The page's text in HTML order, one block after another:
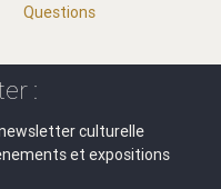
Questions
:
culturelle
et expositions